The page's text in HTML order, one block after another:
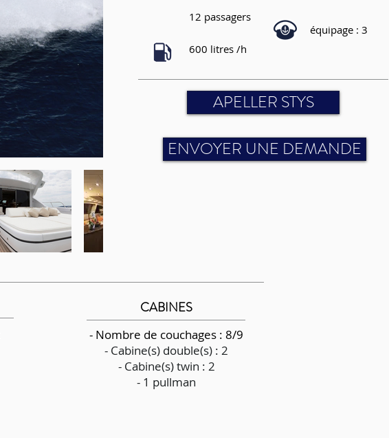
12 passagers
équipage : 3
600 litres /h
APELLER STYS
ENVOYER UNE DEMANDE
CABINES
- Nombre de couchages : 8/9
- Cabine(s) double(s) : 2
- Cabine(s) twin : 2
- 1 pullman